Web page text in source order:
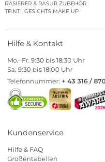
RASIERER & RASUR ZUBEHÖR
TEINT | GESICHTS MAKE UP
Hilfe & Kontakt
Mo.–Fr. 9:30 bis 18:30 Uhr
Sa. 9:30 bis 18:00 Uhr
Telefonnummer: + 43 316 /
Kundenservice
Hilfe & FAQ
Größentabellen